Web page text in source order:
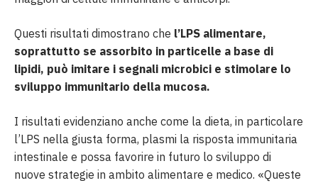
Questi risultati dimostrano che l’LPS alimentare,
soprattutto se assorbito in particelle a base di
lipidi, può imitare i segnali microbici e stimolare lo
sviluppo immunitario della mucosa.
I risultati evidenziano anche come la dieta, in particolare
l’LPS nella giusta forma, plasmi la risposta immunitaria
intestinale e possa favorire in futuro lo sviluppo di
nuove strategie in ambito alimentare e medico. «Queste